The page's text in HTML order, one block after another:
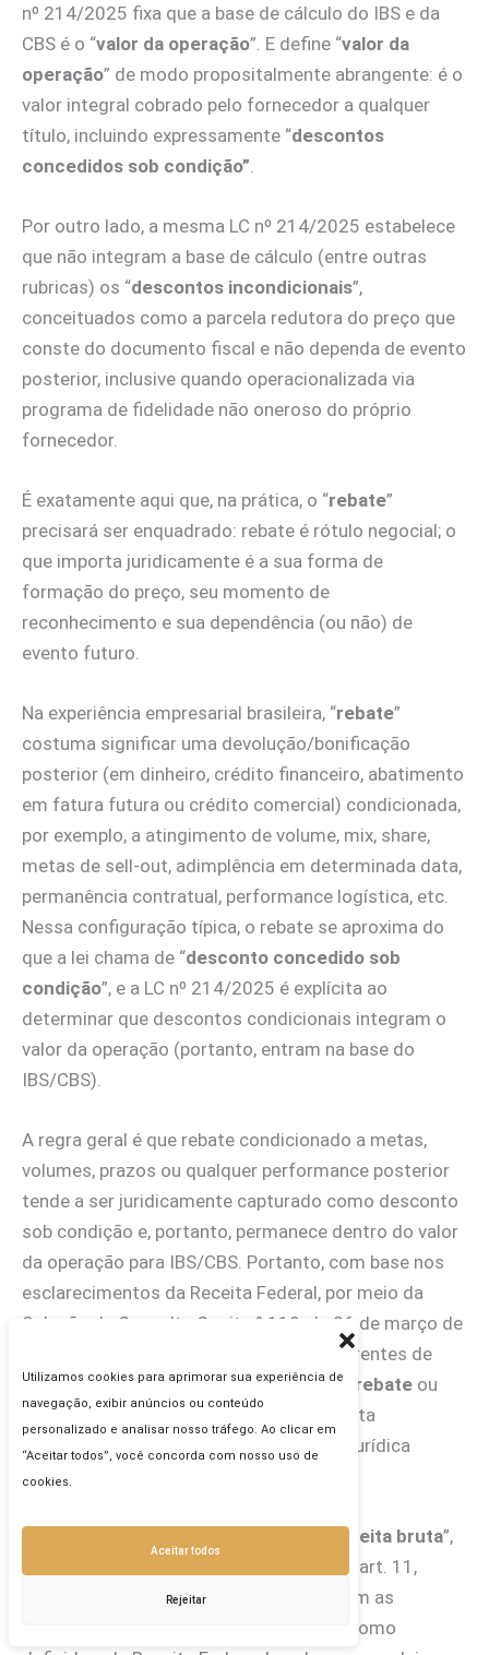
Utilizamos cookies para aprimorar sua experiência de
navegação, exibir anúncios ou conteúdo
personalizado e analisar nosso tráfego. Ao clicar em
“Aceitar todos”, você concorda com nosso uso de
cookies.
Aceitar todos
Rejeitar
nº 214/2025 fixa que a base de cálculo do IBS e da
CBS é o “valor da operação”. E define “valor da
operação” de modo propositalmente abrangente: é o
valor integral cobrado pelo fornecedor a qualquer
título, incluindo expressamente “descontos
concedidos sob condição”
Por outro lado, a mesma LC nº 214/2025 estabelece
que não integram a base de cálculo (entre outras
rubricas) os “descontos incondicionais”,
conceituados como a parcela redutora do preço que
conste do documento fiscal e não dependa de evento
posterior, inclusive quando operacionalizada via
programa de fidelidade não oneroso do próprio
fornecedor.
É exatamente aqui que, na prática, o “rebate”
precisará ser enquadrado: rebate é rótulo negocial; o
que importa juridicamente é a sua forma de
formação do preço, seu momento de
reconhecimento e sua dependência (ou não) de
evento futuro.
Na experiência empresarial brasileira, “rebate”
costuma significar uma devolução/bonificação
posterior (em dinheiro, crédito financeiro, abatimento
em fatura futura ou crédito comercial) condicionada,
por exemplo, a atingimento de volume, mix, share,
metas de sell-out, adimplência em determinada data,
permanência contratual, performance logística, etc.
Nessa configuração típica, o rebate se aproxima do
que a lei chama de “desconto concedido sob
condição”, e a LC nº 214/2025 é explícita ao
determinar que descontos condicionais integram o
valor da operação (portanto, entram na base do
IBS/CBS).
A regra geral é que rebate condicionado a metas,
volumes, prazos ou qualquer performance posterior
tende a ser juridicamente capturado como desconto
sob condição e, portanto, permanece dentro do valor
da operação para IBS/CBS. Portanto, com base nos
esclarecimentos da Receita Federal, por meio da
Solução de Consulta Cosit nº 110, de 26 de março de
2019, deprende-se que os valores decorrentes de
bonificação monetária de performance (
rebate ou
trade marketing) também integra a receita
operacional e a receita bruta da pessoa jurídica
bonificada.
Com isso, sendo considerada como “ receita bruta”,
conforme art. 12, caput e inciso IV, c/c o art. 11,
caput, do Decreto-Lei nº 1.598/1977, com as
alterações da Lei nº 12.973/2014, e tal como